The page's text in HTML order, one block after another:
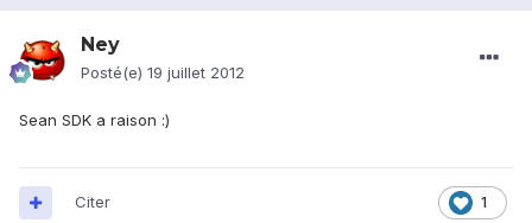
Ney
Posté(e) 19 juillet 2012
Sean SDK a raison :)
1
Citer